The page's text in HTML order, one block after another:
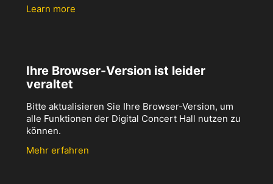
Learn more
Ihre Browser-Version ist leider
veraltet
Bitte aktualisieren Sie Ihre Browser-Version, um
alle Funktionen der Digital Concert Hall nutzen zu
können.
Mehr erfahren